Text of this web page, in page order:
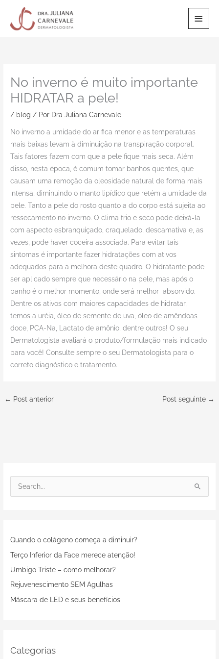
No inverno é muito importante
HIDRATAR a pele!
/ blog / Por Dra Juliana Carnevale
No inverno a umidade do ar fica menor e as temperaturas
mais baixas levam à diminuição na transpiração corporal.
Tais fatores fazem com que a pele fique mais seca. Além
disso, nesta época, é comum tomar banhos quentes, que
causam uma remoção da oleosidade natural de forma mais
intensa, diminuindo o manto lipídico que retém a umidade da
pele. Tanto a pele do rosto quanto a do corpo está sujeita ao
ressecamento no inverno. O clima frio e seco pode deixá-la
com aspecto esbranquiçado, craquelado, descamativa e, as
vezes, pode haver coceira associada. Para evitar tais
sintomas é importante fazer hidratações com ativos
adequados para a melhora deste quadro. O hidratante pode
ser aplicado sempre que necessário na pele, mas após o
banho é o melhor momento, onde será melhor absorvido.
Dentre os ativos com maiores capacidades de hidratar,
temos a uréia, óleo de semente de uva, óleo de amêndoas
doce, PCA-Na, Lactato de amônio, dentre outros! O seu
Dermatologista avaliará o produto/formulação mais indicado
para você! Consulte sempre o seu Dermatologista para o
correto diagnóstico e tratamento.
← Post anterior Post seguinte →
u
i
s
a
:
Quando o colágeno começa a diminuir?
Terço Inferior da Face merece atenção!
Umbigo Triste – como melhorar?
Rejuvenescimento SEM Agulhas
Máscara de LED e seus benefícios
Categorias